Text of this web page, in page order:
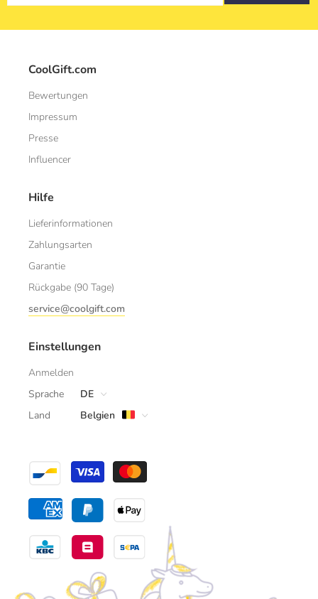
CoolGift.com
Bewertungen
Impressum
Presse
Influencer
Hilfe
Lieferinformationen
Zahlungsarten
Garantie
Rückgabe (90 Tage)
service@coolgift.com
Einstellungen
Anmelden
Sprache
DE
Land
Belgien